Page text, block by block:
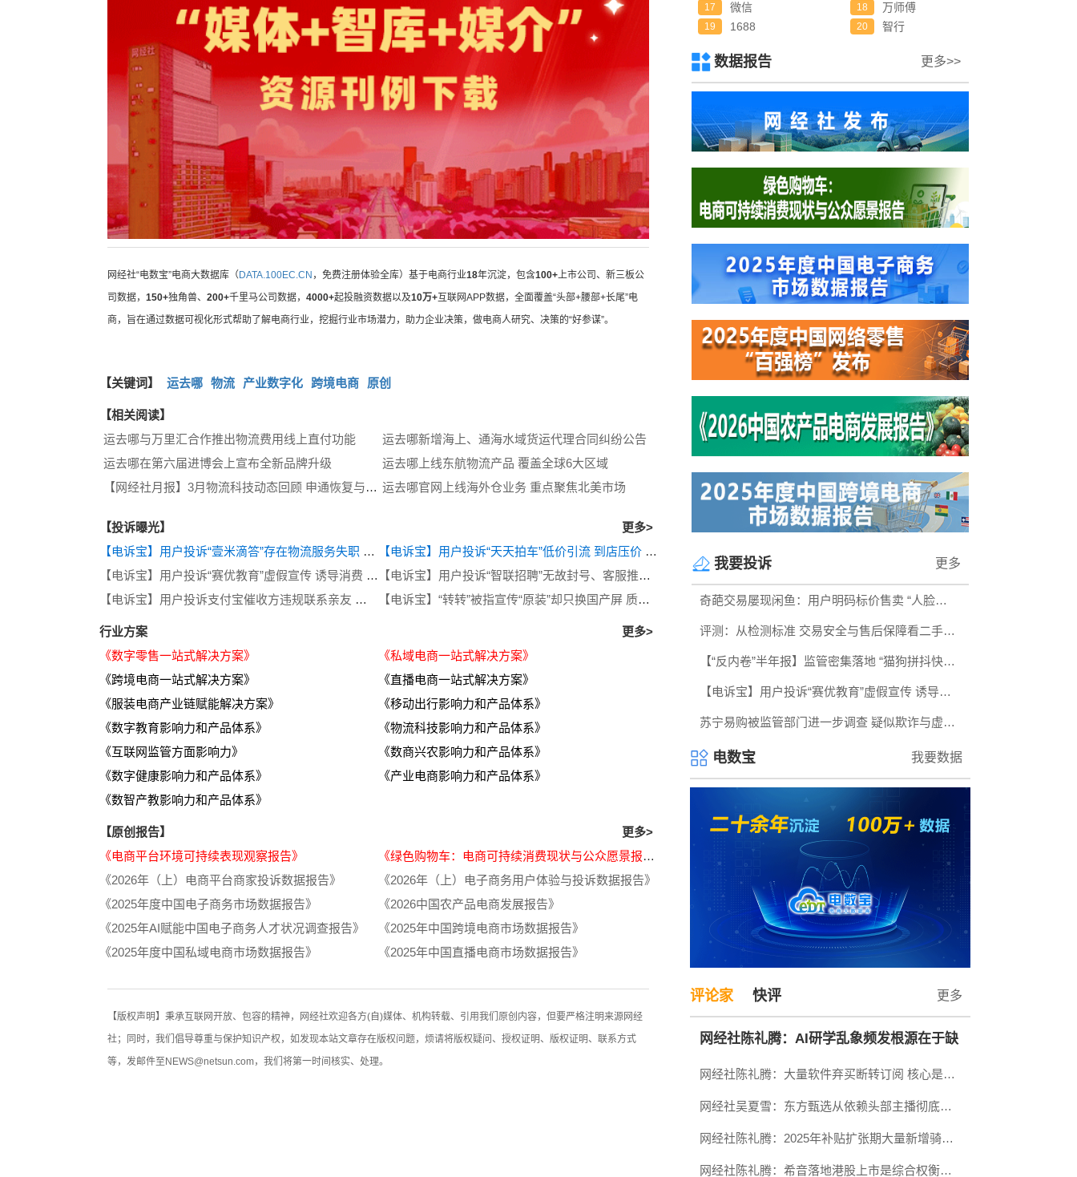
网经社“电数宝”电商大数据库（DATA.100EC.CN ，免费注册体验全库）基于电商行业18年沉淀，包含100+上市公司、新三板公
司数据， 150+独角兽、 200+千里马公司数据， 4000+起投融资数据以及10万+互联网APP数据，全面覆盖“头部+腰部+长尾”电
商，旨在通过数据可视化形式帮助了解电商行业，挖掘行业市场潜力，助力企业决策，做电商人研究、决策的“好参谋”。
【关键词】 运去哪 物流 产业数字化 跨境电商 原创
【相关阅读】
运去哪与万里汇合作推出物流费用线上直付功能
运去哪新增海上、通海水域货运代理合同纠纷公告
运去哪在第六届进博会上宣布全新品牌升级
运去哪上线东航物流产品 覆盖全球6大区域
【网经社月报】3月物流科技动态回顾 申通恢复与京东合作？菜鸟赴港IPO？京津冀消协点名顺丰等快递企业 运去哪上线海外仓业务 运去哪官网上线海外仓业务 重点聚焦北美市场
【投诉曝光】
更多>
【电诉宝】用户投诉“壹米滴答”存在物流服务失职 履约不力等问题
【电诉宝】用户投诉“天天拍车”低价引流 到店压价 恶意违约等问题
【电诉宝】用户投诉“赛优教育”虚假宣传 诱导消费 额外缴费后退款遭拒
【电诉宝】用户投诉“智联招聘”无故封号、客服推诿半年拒不退费
【电诉宝】用户投诉支付宝催收方违规联系亲友 涉嫌暴力催收侵犯隐私
【电诉宝】“转转”被指宣传“原装”却只换国产屏 质保期内拒不履行售后义务
行业方案
更多>
《数字零售一站式解决方案》
《私域电商一站式解决方案》
《跨境电商一站式解决方案》
《直播电商一站式解决方案》
《服装电商产业链赋能解决方案》
《移动出行影响力和产品体系》
《数字教育影响力和产品体系》
《物流科技影响力和产品体系》
《互联网监管方面影响力》
《数商兴农影响力和产品体系》
《数字健康影响力和产品体系》
《产业电商影响力和产品体系》
《数智产教影响力和产品体系》
【原创报告】
更多>
《电商平台环境可持续表现观察报告》
《绿色购物车：电商可持续消费现状与公众愿景报告》
《2026年（上）电商平台商家投诉数据报告》
《2026年（上）电子商务用户体验与投诉数据报告》
《2025年度中国电子商务市场数据报告》
《2026中国农产品电商发展报告》
《2025年AI赋能中国电子商务人才状况调查报告》
《2025年中国跨境电商市场数据报告》
《2025年度中国私域电商市场数据报告》
《2025年中国直播电商市场数据报告》
【版权声明】秉承互联网开放、包容的精神，网经社欢迎各方(自)媒体、机构转载、引用我们原创内容，但要严格注明来源网经
社；同时，我们倡导尊重与保护知识产权，如发现本站文章存在版权问题，烦请将版权疑问、授权证明、版权证明、联系方式
等，发邮件至NEWS@netsun.com，我们将第一时间核实、处理。
17 微信 18 万师傅
19 1688 20 智行
数据报告 更多>>
我要投诉 更多
奇葩交易屡现闲鱼：用户明码标价售卖 “人脸抹粪” 报复服务 平台回应
评测：从检测标准 交易安全与售后保障看二手车平台怎么选？
【“反内卷”半年报】监管密集落地 “猫狗拼抖快美红”被约谈 内卷整治取得阶段性成效
【电诉宝】用户投诉“赛优教育”虚假宣传 诱导消费 额外缴费后退款遭拒
苏宁易购被监管部门进一步调查 疑似欺诈与虚假宣传
电数宝 我要数据
评论家 快评 更多
网经社陈礼腾：AI研学乱象频发根源在于缺
乏统一课程标准与有效的监管 网经社陈礼腾：大量软件弃买断转订阅 核心是买断商业模式存在先天缺陷
网经社吴夏雪：东方甄选从依赖头部主播彻底转向深耕自营产品与多渠道布局
网经社陈礼腾：2025年补贴扩张期大量新增骑手涌入 摊薄了单量与单价
网经社陈礼腾：希音落地港股上市是综合权衡监管 业务 资本与风险后的选择